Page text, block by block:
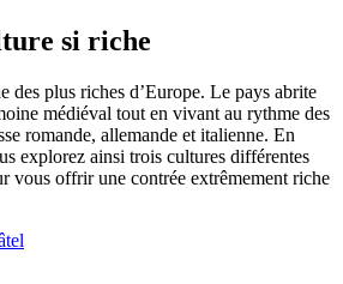
si riche
des plus riches d’Europe. Le pays abrite
médiéval tout en vivant au rythme des
romande, allemande et italienne. En
explorez ainsi trois cultures différentes
vous offrir une contrée extrêmement riche